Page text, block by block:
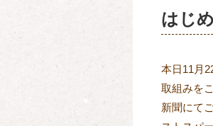
はじ
本日11月
取組みを
新聞にて